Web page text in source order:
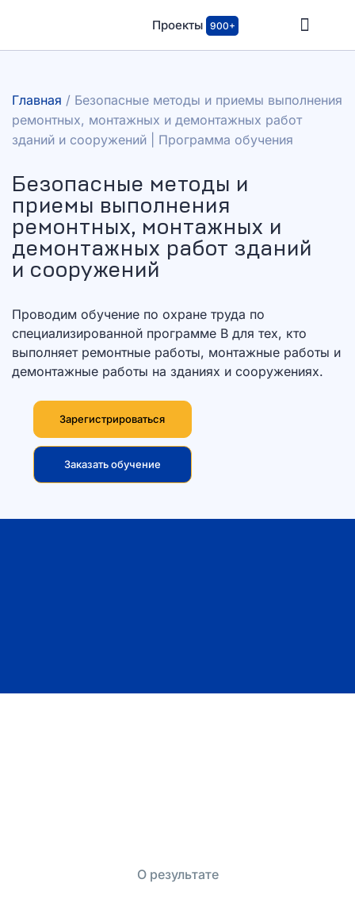
Проекты 900+
Главная / Безопасные методы и приемы выполнения
ремонтных, монтажных и демонтажных работ
зданий и сооружений | Программа обучения
Безопасные методы и
приемы выполнения
ремонтных, монтажных и
демонтажных работ зданий
и сооружений
Проводим обучение по охране труда по
специализированной программе В для тех, кто
выполняет ремонтные работы, монтажные работы и
демонтажные работы на зданиях и сооружениях.
Зарегистрироваться
Заказать обучение
О результате